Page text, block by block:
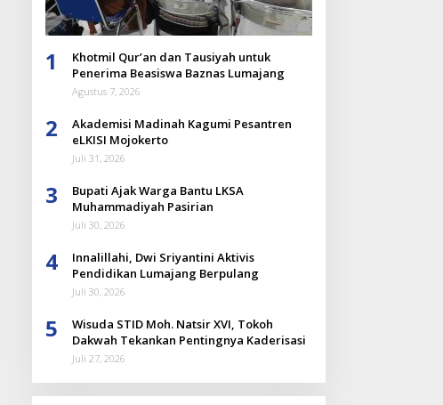
1
Khotmil Qur’an dan Tausiyah untuk
Penerima Beasiswa Baznas Lumajang
Agustus 7, 2026
2
Akademisi Madinah Kagumi Pesantren
eLKISI Mojokerto
Juli 31, 2026
3
Bupati Ajak Warga Bantu LKSA
Muhammadiyah Pasirian
Juli 30, 2026
4
Innalillahi, Dwi Sriyantini Aktivis
Pendidikan Lumajang Berpulang
Juli 30, 2026
5
Wisuda STID Moh. Natsir XVI, Tokoh
Dakwah Tekankan Pentingnya Kaderisasi
Juli 27, 2026